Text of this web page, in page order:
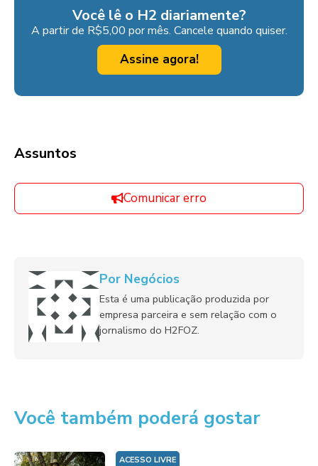
Você lê o H2 diariamente?
A partir de R$5,00 por mês. Cancele quando quiser.
Assine agora!
Assuntos
Comunicar erro
Por Negócios
Esta é uma publicação produzida por
empresa parceira e sem relação com o
jornalismo do H2FOZ.
Você também poderá gostar
ACESSO LIVRE